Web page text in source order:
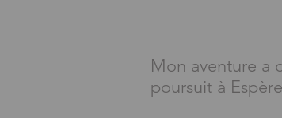
Mon aventure a
poursuit à